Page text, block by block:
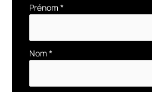
Formulaire
Prénom *
Nom *